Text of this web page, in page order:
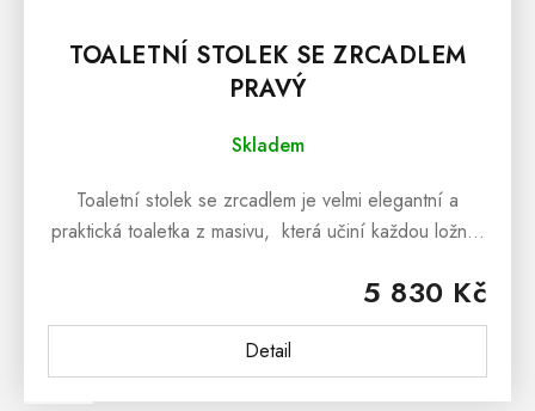
TOALETNÍ STOLEK SE ZRCADLEM
PRAVÝ
Skladem
5 830 Kč
Detail
Toaletní stolek se zrcadlem je velmi elegantní a
praktická toaletka z masivu, která učiní každou ložnici